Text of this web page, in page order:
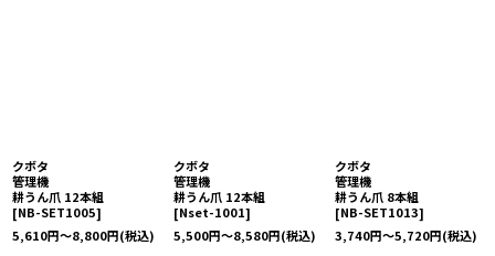
クボタ
管理機
耕うん爪 12本組
[NB-SET1005]
5,610円～8,800円(税込)
クボタ
管理機
耕うん爪 12本組
[Nset-1001]
5,500円～8,580円(税込)
クボタ
管理機
耕うん爪 8本組
[NB-SET1013]
3,740円～5,720円(税込)